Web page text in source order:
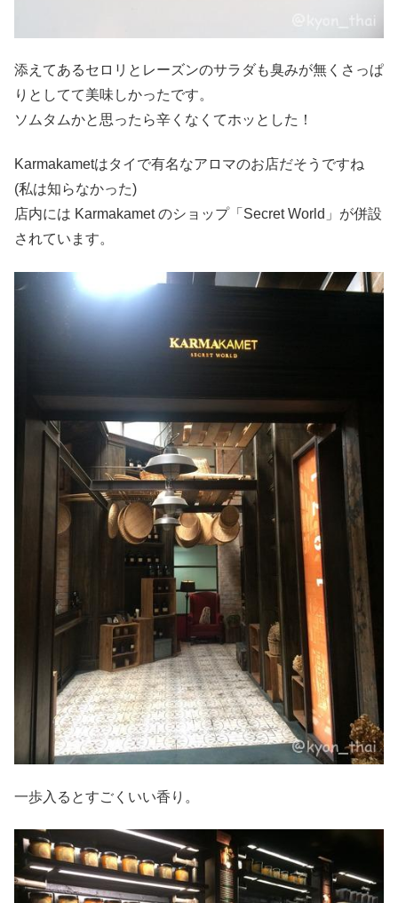
添えてあるセロリとレーズンのサラダも臭みが無くさっぱ
りとしてて美味しかったです。
ソムタムかと思ったら辛くなくてホッとした！
Karmakametはタイで有名なアロマのお店だそうですね
(私は知らなかった)
店内には Karmakamet のショップ「Secret World」が併設
されています。
一歩入るとすごくいい香り。